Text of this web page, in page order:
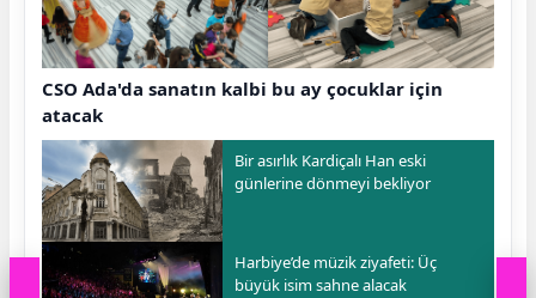
CSO Ada'da sanatın kalbi bu ay çocuklar için
atacak
Bir asırlık Kardiçalı Han eski
günlerine dönmeyi bekliyor
Harbiye’de müzik ziyafeti: Üç
büyük isim sahne alacak